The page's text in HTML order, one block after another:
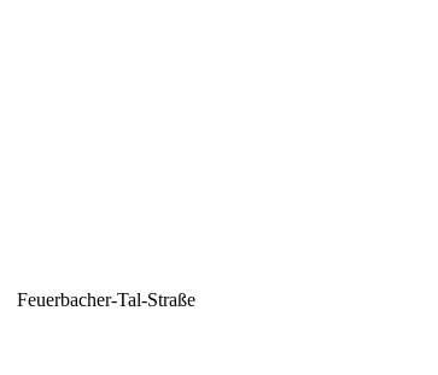
Feuerbacher-Tal-Straße